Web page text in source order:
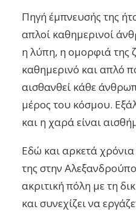
Πηγή έμπνευσής της
απλοί καθημερινοί
η λύπη, η ομορφιά της
καθημερινό και απλό
αισθανθεί κάθε
μέρος του κόσμου.
και η χαρά είναι
Εδώ και αρκετά χρόνια
της στην
ακριτική πόλη με τη
και συνεχίζει να